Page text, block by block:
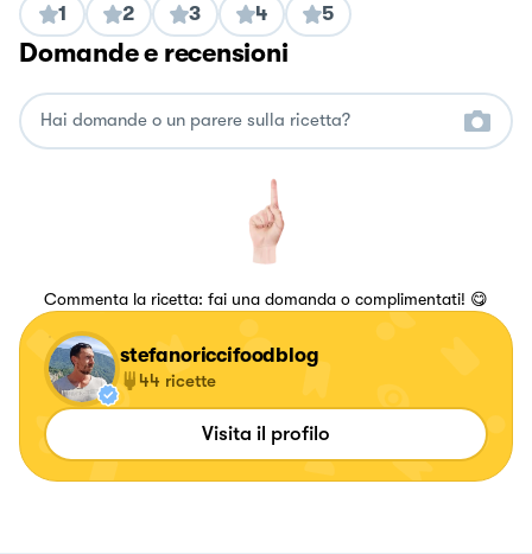
1 2 3 4 5
Domande e recensioni
Commenta la ricetta: fai una domanda o complimentati! 😋
stefanoriccifoodblog
44 ricette
Visita il profilo